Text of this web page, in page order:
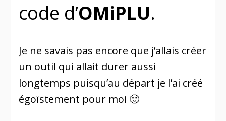
code d’OMiPLU.
Je ne savais pas encore que j’allais créer
un outil qui allait durer aussi
longtemps puisqu’au départ je l’ai créé
égoïstement pour moi 🙂